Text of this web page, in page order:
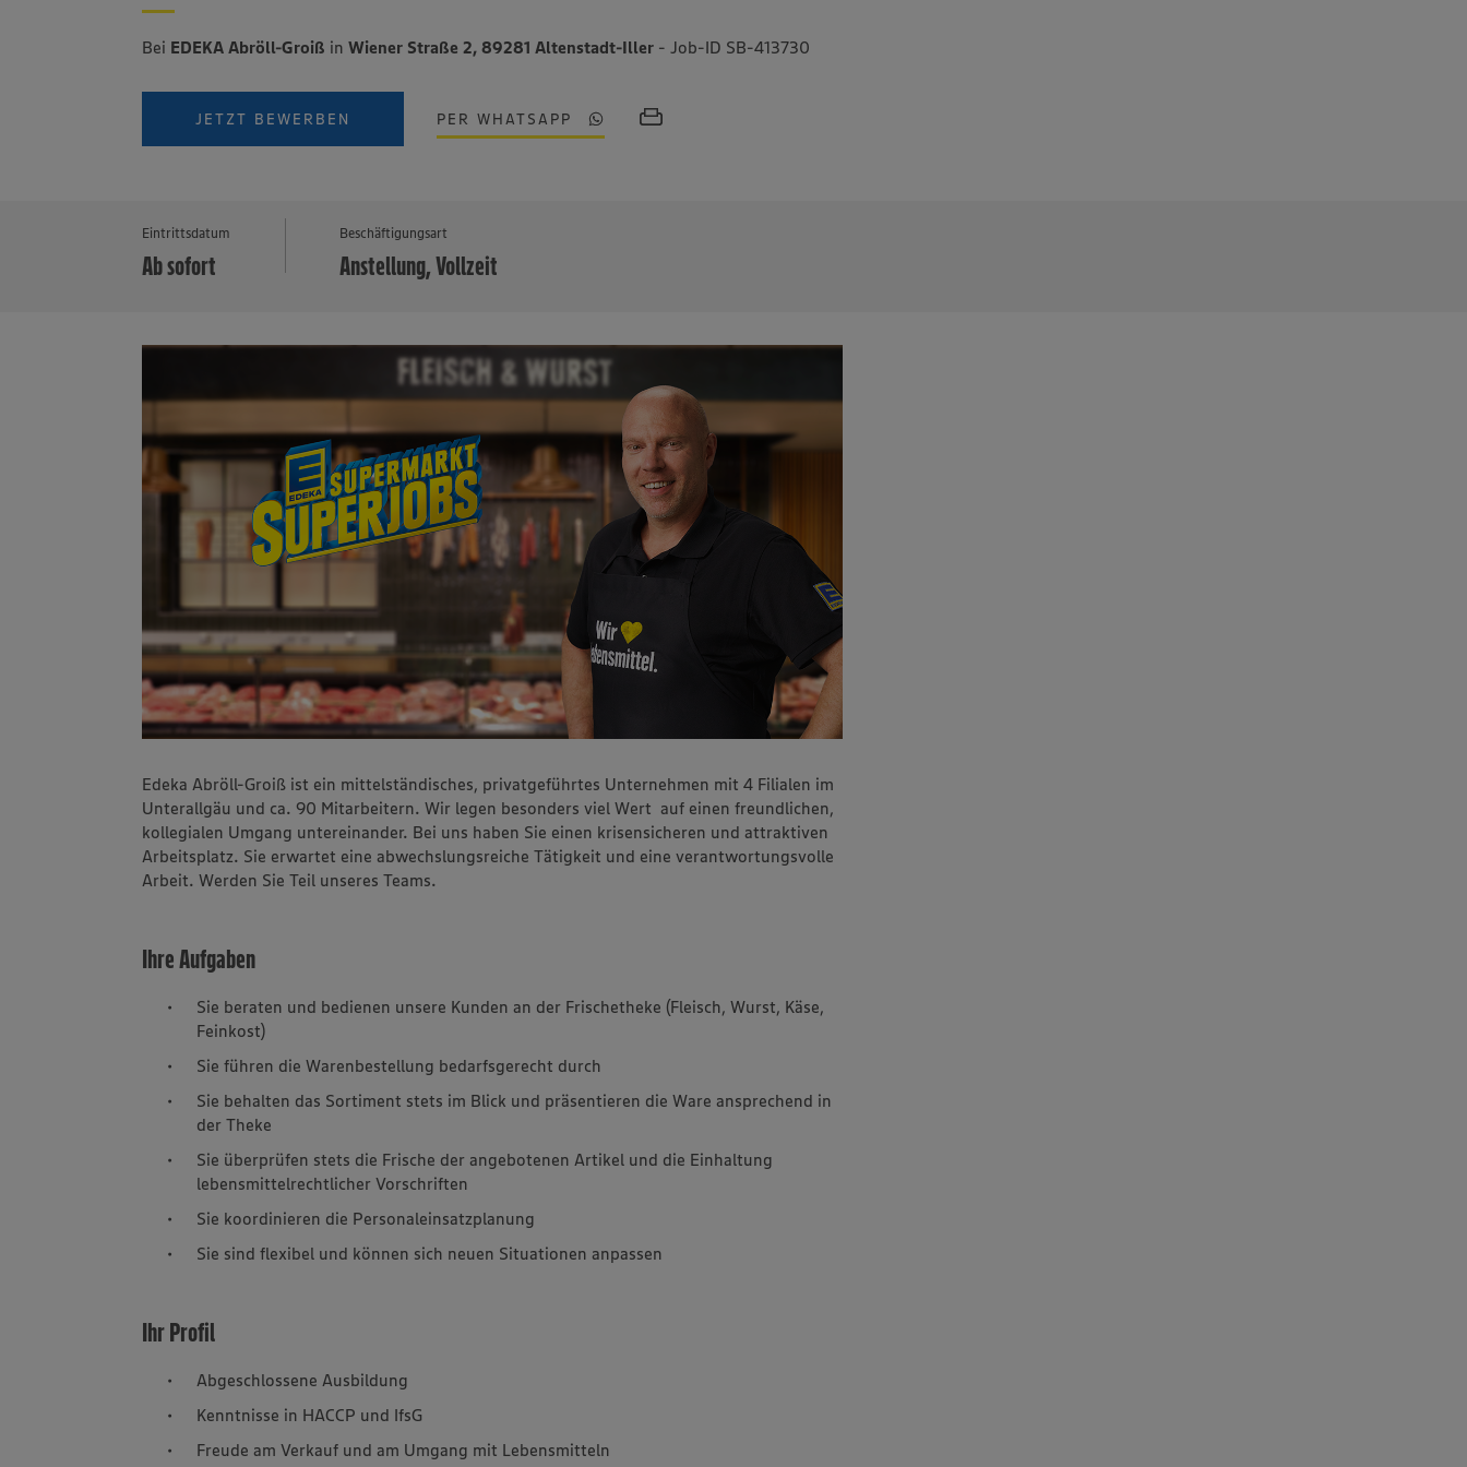
Bei EDEKA Abröll-Groiß inWiener Straße 2, 89281 Altenstadt-Iller - Job-ID SB-413730
JETZT BEWERBEN PER WHATSAPP
Eintrittsdatum
Ab sofort
Beschäftigungsart
Anstellung, Vollzeit
Edeka Abröll-Groiß ist ein mittelständisches, privatgeführtes Unternehmen mit 4 Filialen im
Unterallgäu und ca. 90 Mitarbeitern. Wir legen besonders viel Wert auf einen freundlichen,
kollegialen Umgang untereinander. Bei uns haben Sie einen krisensicheren und attraktiven
Arbeitsplatz. Sie erwartet eine abwechslungsreiche Tätigkeit und eine verantwortungsvolle
Arbeit. Werden Sie Teil unseres Teams.
Ihre Aufgaben
Sie beraten und bedienen unsere Kunden an der Frischetheke (Fleisch, Wurst, Käse,
Feinkost)
Sie führen die Warenbestellung bedarfsgerecht durch
Sie behalten das Sortiment stets im Blick und präsentieren die Ware ansprechend in
der Theke
Sie überprüfen stets die Frische der angebotenen Artikel und die Einhaltung
lebensmittelrechtlicher Vorschriften
Sie koordinieren die Personaleinsatzplanung
Sie sind flexibel und können sich neuen Situationen anpassen
Ihr Profil
Abgeschlossene Ausbildung
Kenntnisse in HACCP und IfsG
Freude am Verkauf und am Umgang mit Lebensmitteln